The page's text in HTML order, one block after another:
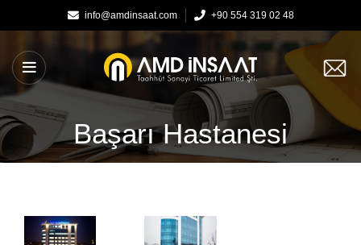
info@amdinsaat.com +90 554 319 02 48
Başarı Hastanesi